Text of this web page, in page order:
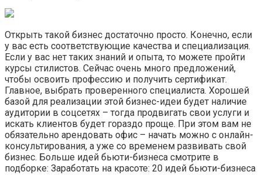
Открыть такой бизнес достаточно просто. Конечно, если
у вас есть соответствующие качества и специализация.
Если у вас нет таких знаний и опыта, то можете пройти
курсы стилистов. Сейчас очень много предложений,
чтобы освоить профессию и получить сертификат.
Главное, выбрать проверенного специалиста. Хорошей
базой для реализации этой бизнес-идеи будет наличие
аудитории в соцсетях – тогда продвигать свои услуги и
искать клиентов будет гораздо проще. При этом вам не
обязательно арендовать офис – начать можно с онлайн-
консультирования, а уже со временем развивать свой
бизнес. Больше идей бьюти-бизнеса смотрите в
подборке: Заработать на красоте: 20 идей бьюти-бизнеса